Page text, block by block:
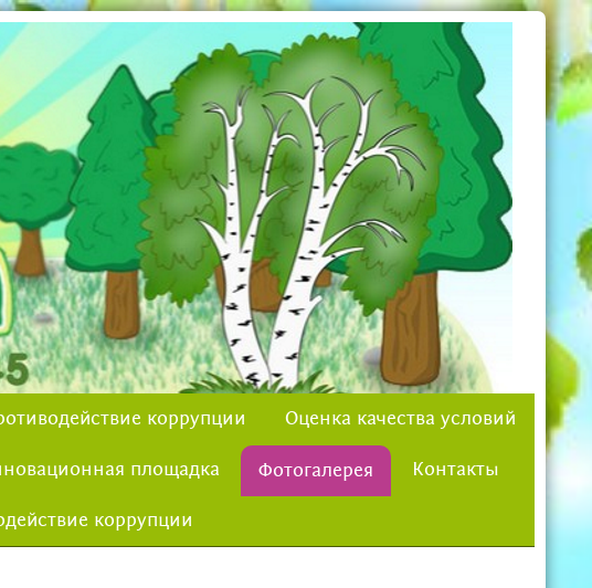
коррупции Оценка качества условий
площадка Фотогалерея Контакты
коррупции